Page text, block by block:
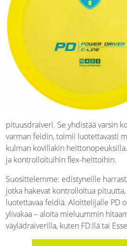
pituusdraiveri. Se yhdistää varsin
varman feidin, toimii luotettavasti
kulman kovillakin
ja kontrolloituihin flex-heittoihin.
Suosittelemme: edistyneille
jotka hakevat kontrolloitua
luotettavaa feidiä. Aloittelijalle PD
ylivakaa – aloita mieluummin
väylädraiverilla, kuten FD:llä tai